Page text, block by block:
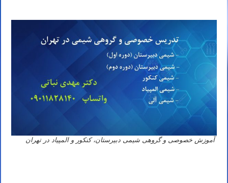
آموزش خصوصی و گروهی شیمی دبیرستان، کنکور و المپیاد در تهران